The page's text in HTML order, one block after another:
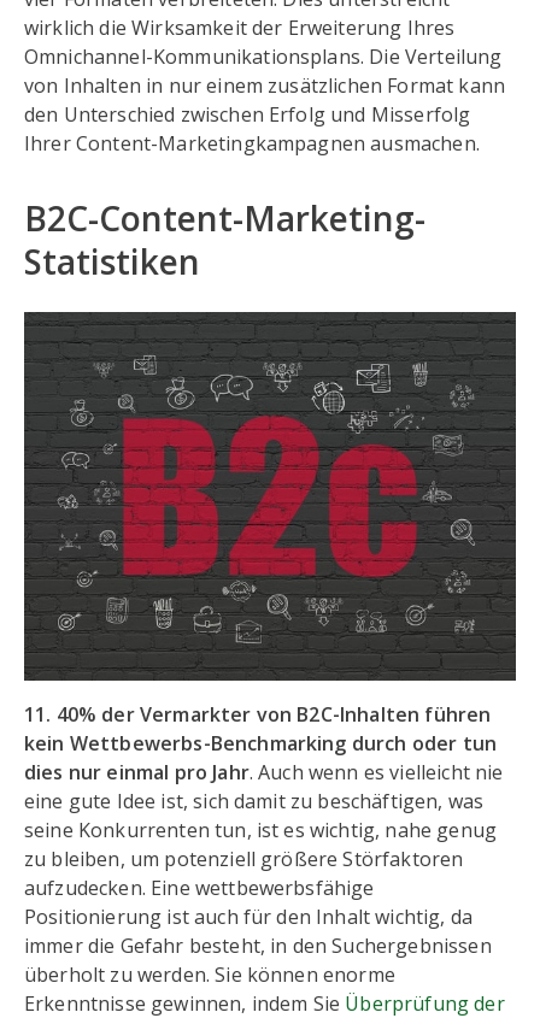
wirklich die Wirksamkeit der Erweiterung Ihres
Omnichannel-Kommunikationsplans. Die Verteilung
von Inhalten in nur einem zusätzlichen Format kann
den Unterschied zwischen Erfolg und Misserfolg
Ihrer Content-Marketingkampagnen ausmachen.
B2C-Content-Marketing-
Statistiken
11. 40% der Vermarkter von B2C-Inhalten führen
kein Wettbewerbs-Benchmarking durch oder tun
dies nur einmal pro Jahr. Auch wenn es vielleicht nie
eine gute Idee ist, sich damit zu beschäftigen, was
seine Konkurrenten tun, ist es wichtig, nahe genug
zu bleiben, um potenziell größere Störfaktoren
aufzudecken. Eine wettbewerbsfähige
Positionierung ist auch für den Inhalt wichtig, da
immer die Gefahr besteht, in den Suchergebnissen
überholt zu werden. Sie können enorme
Erkenntnisse gewinnen, indem Sie Überprüfung der